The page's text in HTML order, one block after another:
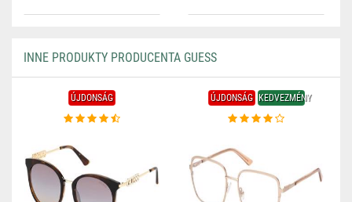
INNE PRODUKTY PRODUCENTA GUESS
ÚJDONSÁG ÚJDONSÁG KEDVEZMÉNY